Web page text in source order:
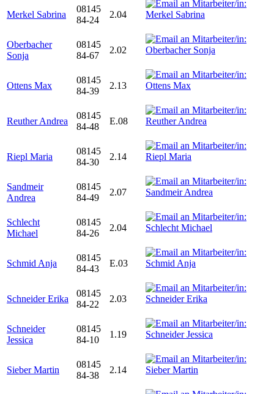
Merkel Sabrina
08145
84-24
2.04
Oberbacher
Sonja
08145
84-67
2.02
Ottens Max
08145
84-39
2.13
Reuther Andrea
08145
84-48
E.08
Riepl Maria
08145
84-30
2.14
Sandmeir
Andrea
08145
84-49
2.07
Schlecht
Michael
08145
84-26
2.04
Schmid Anja
08145
84-43
E.03
Schneider Erika
08145
84-22
2.03
Schneider
Jessica
08145
84-10
1.19
Sieber Martin
08145
84-38
2.14